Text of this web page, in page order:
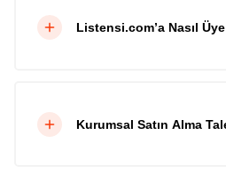
Listensi.com’a Nasıl
Kurumsal Satın Alma